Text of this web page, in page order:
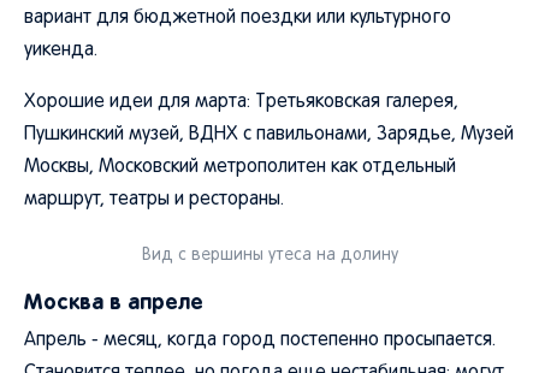
вариант для бюджетной поездки или культурного
уикенда.
Хорошие идеи для марта: Третьяковская галерея,
Пушкинский музей, ВДНХ с павильонами, Зарядье, Музей
Москвы, Московский метрополитен как отдельный
маршрут, театры и рестораны.
Вид с вершины утеса на долину
Москва в апреле
Апрель - месяц, когда город постепенно просыпается.